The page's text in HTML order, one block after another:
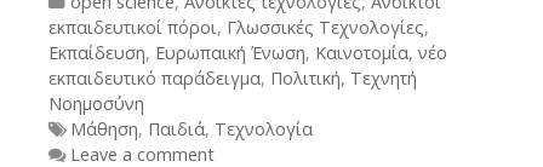
εκπαιδευτικοί πόροι, Γλωσσικές Τεχνολογίες,
Εκπαίδευση, Ευρωπαική Ένωση, Καινοτομία, νέο
εκπαιδευτικό παράδειγμα, Πολιτική, Τεχνητή
Νοημοσύνη
Tags
Μάθηση, Παιδιά, Τεχνολογία
Leave a comment